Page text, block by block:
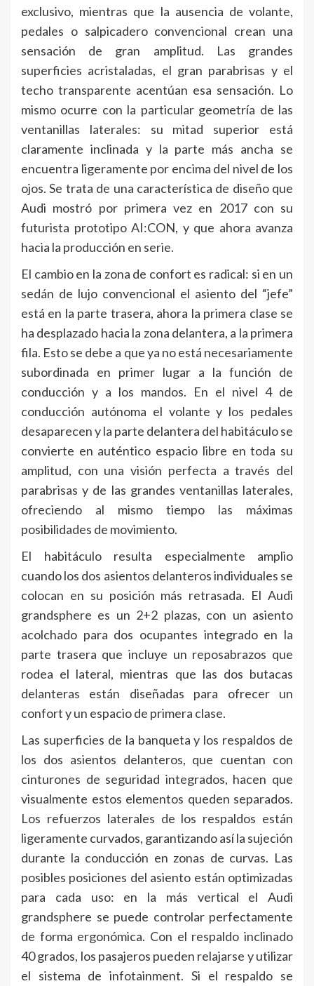
exclusivo, mientras que la ausencia de volante,
pedales o salpicadero convencional crean una
sensación de gran amplitud. Las grandes
superficies acristaladas, el gran parabrisas y el
techo transparente acentúan esa sensación. Lo
mismo ocurre con la particular geometría de las
ventanillas laterales: su mitad superior está
claramente inclinada y la parte más ancha se
encuentra ligeramente por encima del nivel de los
ojos. Se trata de una característica de diseño que
Audi mostró por primera vez en 2017 con su
futurista prototipo AI:CON, y que ahora avanza
hacia la producción en serie.
El cambio en la zona de confort es radical: si en un
sedán de lujo convencional el asiento del “jefe”
está en la parte trasera, ahora la primera clase se
ha desplazado hacia la zona delantera, a la primera
fila. Esto se debe a que ya no está necesariamente
subordinada en primer lugar a la función de
conducción y a los mandos. En el nivel 4 de
conducción autónoma el volante y los pedales
desaparecen y la parte delantera del habitáculo se
convierte en auténtico espacio libre en toda su
amplitud, con una visión perfecta a través del
parabrisas y de las grandes ventanillas laterales,
ofreciendo al mismo tiempo las máximas
posibilidades de movimiento.
El habitáculo resulta especialmente amplio
cuando los dos asientos delanteros individuales se
colocan en su posición más retrasada. El Audi
grandsphere es un 2+2 plazas, con un asiento
acolchado para dos ocupantes integrado en la
parte trasera que incluye un reposabrazos que
rodea el lateral, mientras que las dos butacas
delanteras están diseñadas para ofrecer un
confort y un espacio de primera clase.
Las superficies de la banqueta y los respaldos de
los dos asientos delanteros, que cuentan con
cinturones de seguridad integrados, hacen que
visualmente estos elementos queden separados.
Los refuerzos laterales de los respaldos están
ligeramente curvados, garantizando así la sujeción
durante la conducción en zonas de curvas. Las
posibles posiciones del asiento están optimizadas
para cada uso: en la más vertical el Audi
grandsphere se puede controlar perfectamente
de forma ergonómica. Con el respaldo inclinado
40 grados, los pasajeros pueden relajarse y utilizar
el sistema de infotainment. Si el respaldo se